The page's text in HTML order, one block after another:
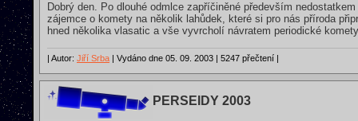
Dobrý den. Po dlouhé odmlce zapříčiněné především
zájemce o komety na několik lahůdek, které si pro nás příroda
hned několika vlasatic a vše vyvrcholí návratem periodické
| Autor: Jiří Srba | Vydáno dne 05. 09. 2003 | 5247 přečtení |
PERSEIDY 2003